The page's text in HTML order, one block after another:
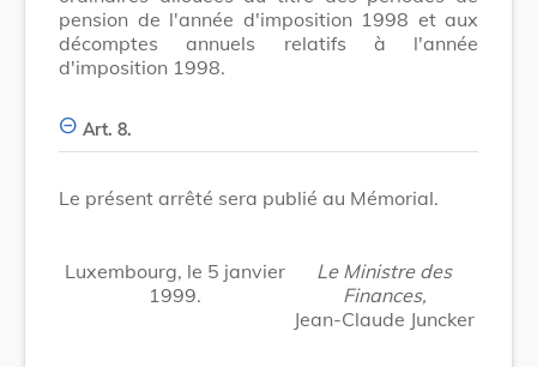
pension de l'année d'imposition 1998 et aux
décomptes annuels relatifs à l'année
d'imposition 1998.
Art. 8.
Le présent arrêté sera publié au Mémorial.
Luxembourg, le 5 janvier
1999.
Le Ministre des
Finances,
Jean-Claude Juncker